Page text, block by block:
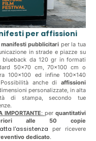
per affissioni
manifesti pubblicitari per la tua
in strade e piazze su
blueback da 120 gr in formati
50x70 cm, 70x100 cm o
100x100 ed infine 100x140
anche di affissioni
personalizzate, in alta
di stampa, secondo tue
IMPORTANTE: per quantitativi
alle 50 copie
l'assistenza per ricevere
dedicato.